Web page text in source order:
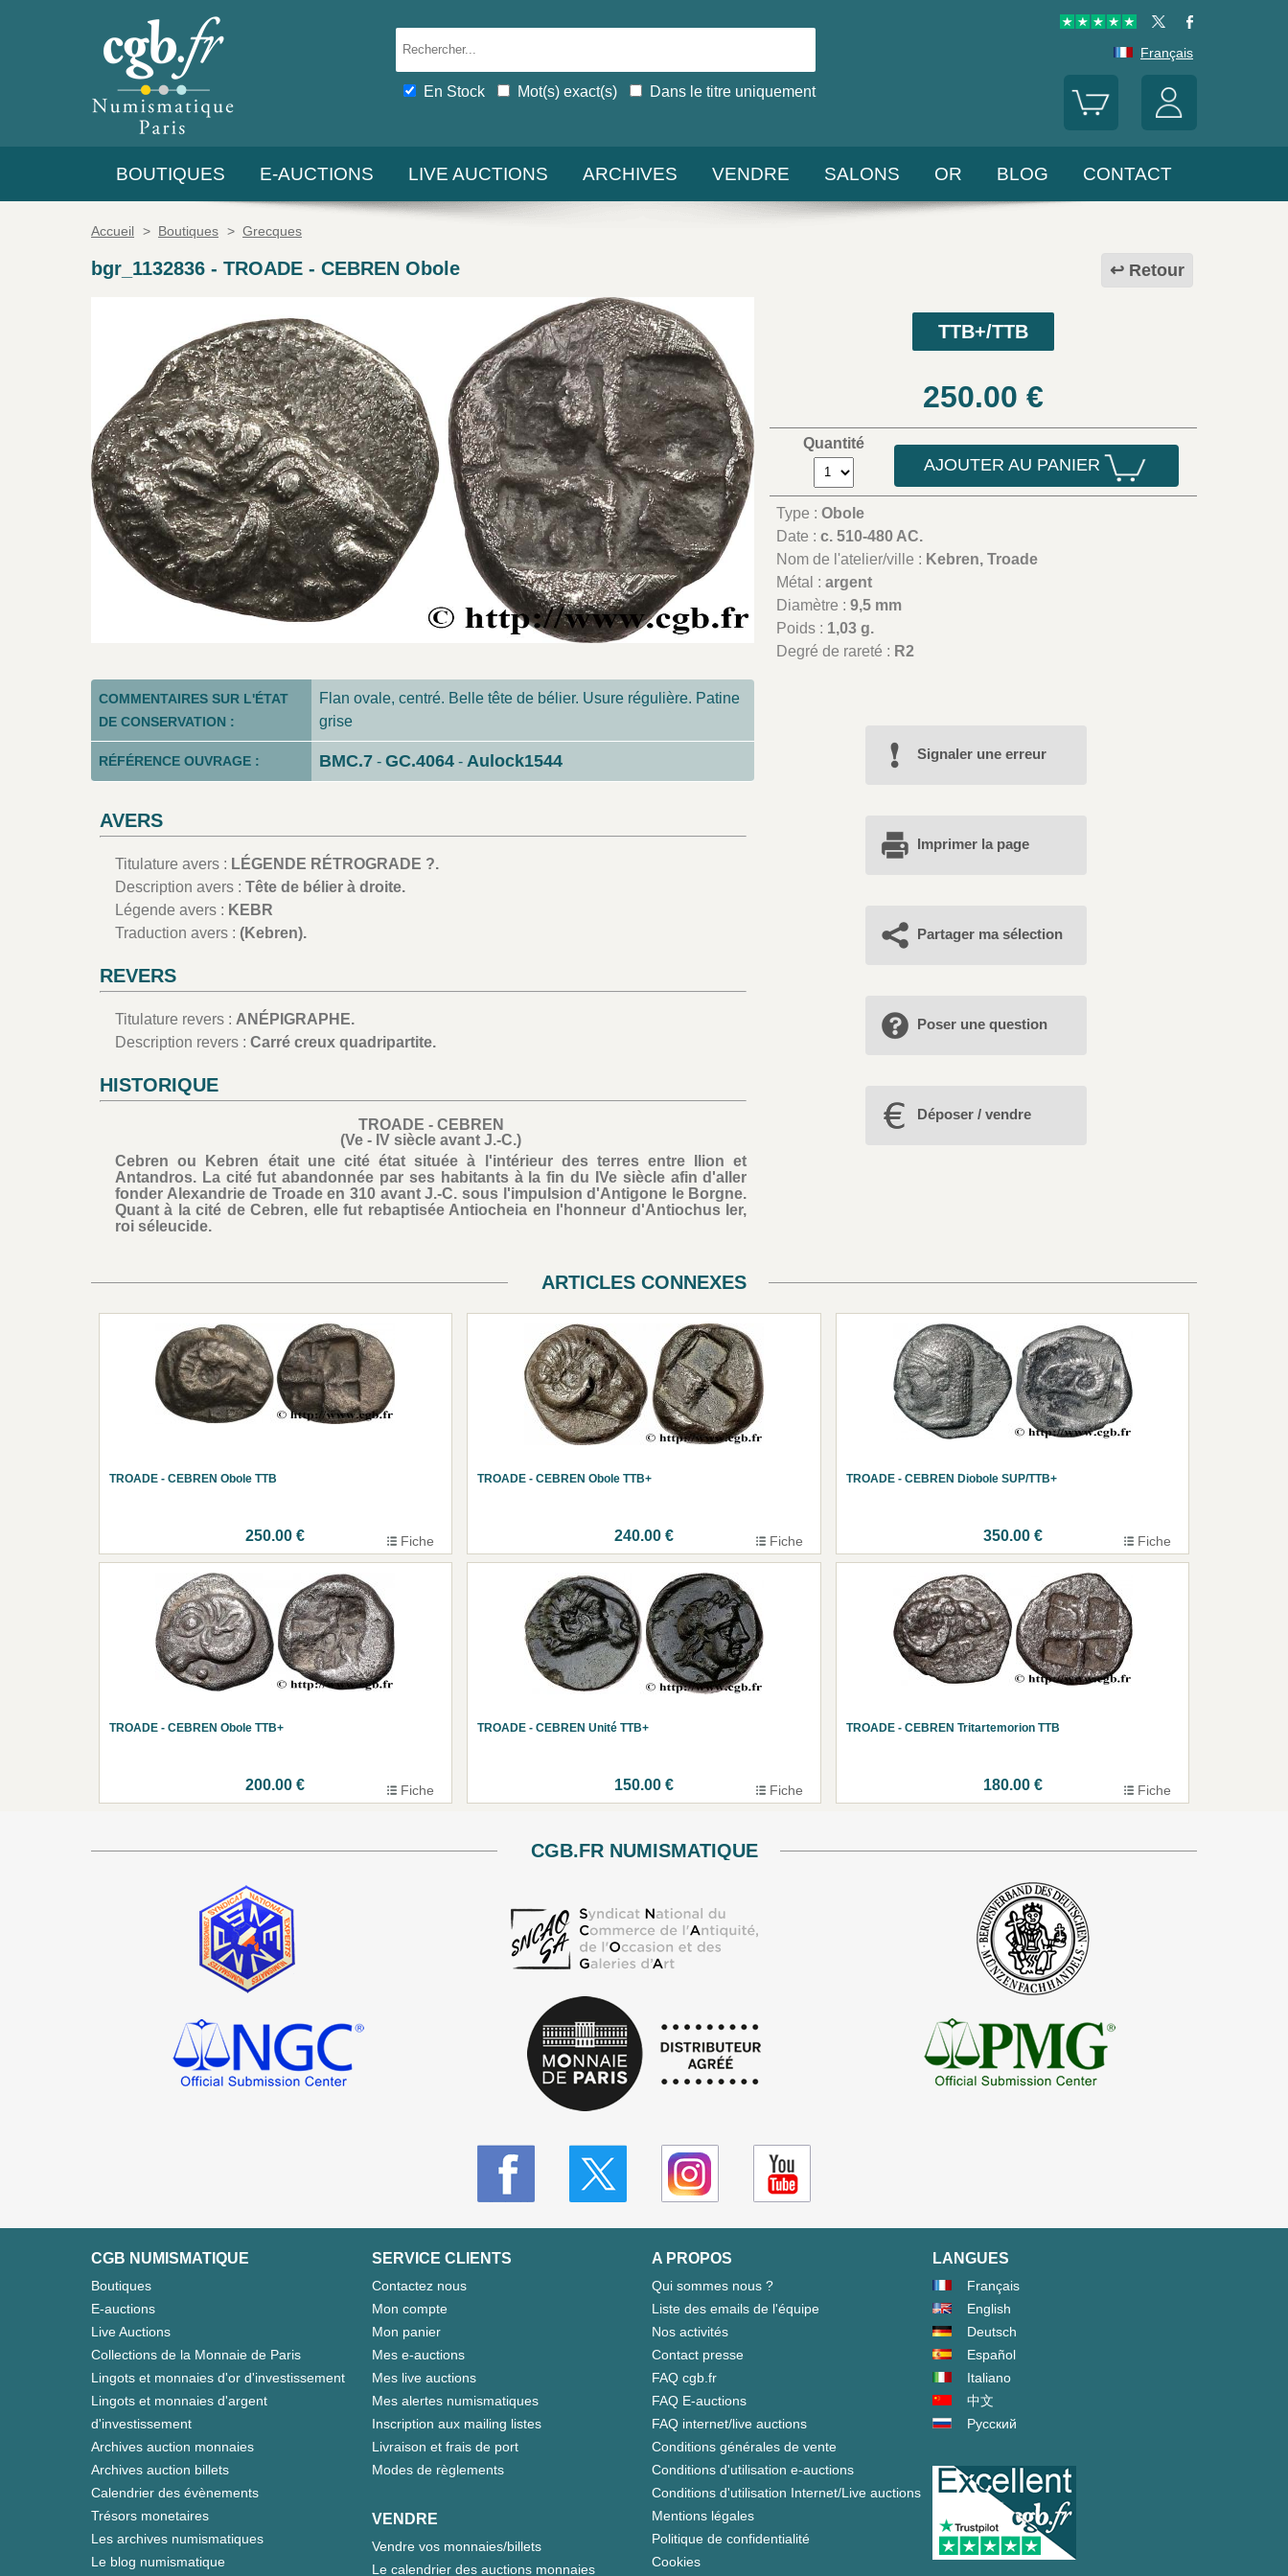
En Stock Mot(s) exact(s) Dans le titre uniquement
Français
BOUTIQUES E-AUCTIONS LIVE AUCTIONS ARCHIVES VENDRE SALONS OR BLOG CONTACT
Accueil > Boutiques > Grecques
Retour
bgr_1132836 - TROADE - CEBREN Obole
TTB+/TTB
250.00 €
Quantité
AJOUTER AU PANIER
Type :Obole
Date :c. 510-480 AC.
Nom de l'atelier/ville : Kebren, Troade
Métal :argent
Diamètre :9,5 mm
Poids : 1,03 g.
Degré de rareté : R2
COMMENTAIRES SUR L'ÉTAT
DE CONSERVATION :
Flan ovale, centré. Belle tête de bélier. Usure régulière. Patine
grise
RÉFÉRENCE OUVRAGE : BMC.7 - GC.4064 - Aulock1544
AVERS
Titulature avers : LÉGENDE RÉTROGRADE ?.
Description avers : Tête de bélier à droite.
Légende avers : KEBR
Traduction avers : (Kebren).
REVERS
Titulature revers : ANÉPIGRAPHE.
Description revers : Carré creux quadripartite.
HISTORIQUE
TROADE - CEBREN
(Ve - IV siècle avant J.-C.)
Cebren ou Kebren était une cité état située à l'intérieur des terres entre Ilion et
Antandros. La cité fut abandonnée par ses habitants à la fin du IVe siècle afin d'aller
fonder Alexandrie de Troade en 310 avant J.-C. sous l'impulsion d'Antigone le Borgne.
Quant à la cité de Cebren, elle fut rebaptisée Antiocheia en l'honneur d'Antiochus Ier,
roi séleucide.
Signaler une erreur
Imprimer la page
Partager ma sélection
Poser une question
Déposer / vendre
ARTICLES CONNEXES
TROADE - CEBREN Obole TTB
250.00 € Fiche
TROADE - CEBREN Obole TTB+
240.00 € Fiche
TROADE - CEBREN Diobole SUP/TTB+
350.00 € Fiche
TROADE - CEBREN Obole TTB+
200.00 € Fiche
TROADE - CEBREN Unité TTB+
150.00 € Fiche
TROADE - CEBREN Tritartemorion TTB
180.00 € Fiche
CGB.FR NUMISMATIQUE
CGB NUMISMATIQUE
Boutiques
E-auctions
Live Auctions
Collections de la Monnaie de Paris
Lingots et monnaies d'or d'investissement
Lingots et monnaies d'argent
d'investissement
Archives auction monnaies
Archives auction billets
Calendrier des évènements
Trésors monetaires
Les archives numismatiques
Le blog numismatique
SERVICE CLIENTS
Contactez nous
Mon compte
Mon panier
Mes e-auctions
Mes live auctions
Mes alertes numismatiques
Inscription aux mailing listes
Livraison et frais de port
Modes de règlements
VENDRE
Vendre vos monnaies/billets
Le calendrier des auctions monnaies
A PROPOS
Qui sommes nous ?
Liste des emails de l'équipe
Nos activités
Contact presse
FAQ cgb.fr
FAQ E-auctions
FAQ internet/live auctions
Conditions générales de vente
Conditions d'utilisation e-auctions
Conditions d'utilisation Internet/Live auctions
Mentions légales
Politique de confidentialité
Cookies
LANGUES
Français
English
Deutsch
Español
Italiano
中文
Русский